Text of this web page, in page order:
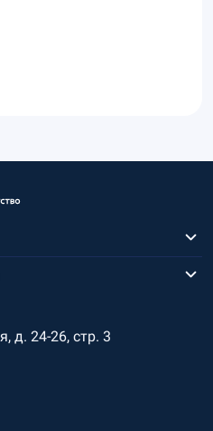
д. 24-26, стр. 3